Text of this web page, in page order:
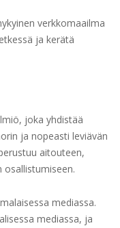
verkkomaailma
ja kerätä
joka yhdistää
ja nopeasti leviävän
aitouteen,
osallistumiseen.
mediassa.
mediassa, ja